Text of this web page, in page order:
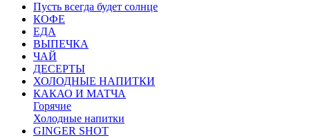
Пусть всегда будет солнце
КОФЕ
ЕДА
ВЫПЕЧКА
ЧАЙ
ДЕСЕРТЫ
ХОЛОДНЫЕ НАПИТКИ
КАКАО И МАТЧА
Горячие
Холодные напитки
GINGER SHOT